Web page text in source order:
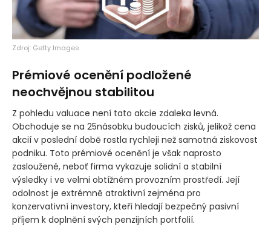
Zdroj: Getty Images
Prémiové ocenění podložené
neochvějnou stabilitou
Z pohledu valuace není tato akcie zdaleka levná.
Obchoduje se na 25násobku budoucích zisků, jelikož cena
akcií v poslední době rostla rychleji než samotná ziskovost
podniku. Toto prémiové ocenění je však naprosto
zasloužené, neboť firma vykazuje solidní a stabilní
výsledky i ve velmi obtížném provozním prostředí. Její
odolnost je extrémně atraktivní zejména pro
konzervativní investory, kteří hledají bezpečný pasivní
příjem k doplnění svých penzijních portfolií.